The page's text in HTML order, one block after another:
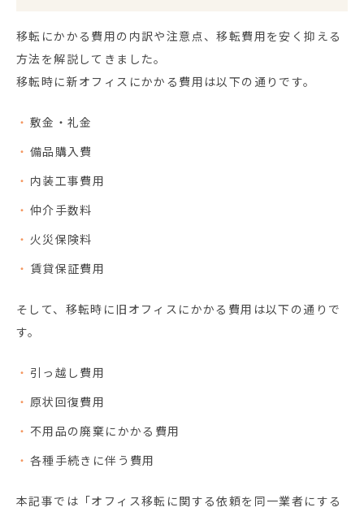
移転にかかる費用の内訳や注意点、移転費用を安く抑える
方法を解説してきました。
移転時に新オフィスにかかる費用は以下の通りです。
敷金・礼金
備品購入費
内装工事費用
仲介手数料
火災保険料
賃貸保証費用
そして、移転時に旧オフィスにかかる費用は以下の通りで
す。
引っ越し費用
原状回復費用
不用品の廃棄にかかる費用
各種手続きに伴う費用
本記事では「オフィス移転に関する依頼を同一業者にする